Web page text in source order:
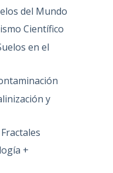
del Mundo
Científico
en el
y
+